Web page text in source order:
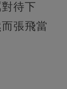
待下
張飛當